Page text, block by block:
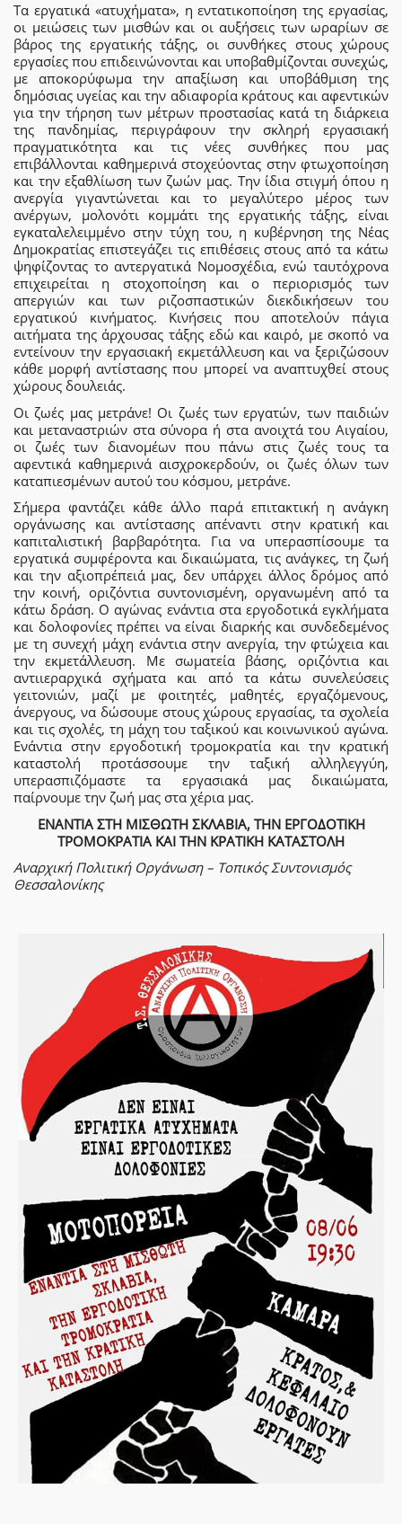
Τα εργατικά «ατυχήματα», η εντατικοποίηση της εργασίας,
οι μειώσεις των μισθών και οι αυξήσεις των ωραρίων σε
βάρος της εργατικής τάξης, οι συνθήκες στους χώρους
εργασίες που επιδεινώνονται και υποβαθμίζονται συνεχώς,
με αποκορύφωμα την απαξίωση και υποβάθμιση της
δημόσιας υγείας και την αδιαφορία κράτους και αφεντικών
για την τήρηση των μέτρων προστασίας κατά τη διάρκεια
της πανδημίας, περιγράφουν την σκληρή εργασιακή
πραγματικότητα και τις νέες συνθήκες που μας
επιβάλλονται καθημερινά στοχεύοντας στην φτωχοποίηση
και την εξαθλίωση των ζωών μας. Την ίδια στιγμή όπου η
ανεργία γιγαντώνεται και το μεγαλύτερο μέρος των
ανέργων, μολονότι κομμάτι της εργατικής τάξης, είναι
εγκαταλελειμμένο στην τύχη του, η κυβέρνηση της Νέας
Δημοκρατίας επιστεγάζει τις επιθέσεις στους από τα κάτω
ψηφίζοντας το αντεργατικά Νομοσχέδια, ενώ ταυτόχρονα
επιχειρείται η στοχοποίηση και ο περιορισμός των
απεργιών και των ριζοσπαστικών διεκδικήσεων του
εργατικού κινήματος. Κινήσεις που αποτελούν πάγια
αιτήματα της άρχουσας τάξης εδώ και καιρό, με σκοπό να
εντείνουν την εργασιακή εκμετάλλευση και να ξεριζώσουν
κάθε μορφή αντίστασης που μπορεί να αναπτυχθεί στους
χώρους δουλειάς.
Οι ζωές μας μετράνε! Οι ζωές των εργατών, των παιδιών
και μεταναστριών στα σύνορα ή στα ανοιχτά του Αιγαίου,
οι ζωές των διανομέων που πάνω στις ζωές τους τα
αφεντικά καθημερινά αισχροκερδούν, οι ζωές όλων των
καταπιεσμένων αυτού του κόσμου, μετράνε.
Σήμερα φαντάζει κάθε άλλο παρά επιτακτική η ανάγκη
οργάνωσης και αντίστασης απέναντι στην κρατική και
καπιταλιστική βαρβαρότητα. Για να υπερασπίσουμε τα
εργατικά συμφέροντα και δικαιώματα, τις ανάγκες, τη ζωή
και την αξιοπρέπειά μας, δεν υπάρχει άλλος δρόμος από
την κοινή, οριζόντια συντονισμένη, οργανωμένη από τα
κάτω δράση. Ο αγώνας ενάντια στα εργοδοτικά εγκλήματα
και δολοφονίες πρέπει να είναι διαρκής και συνδεδεμένος
με τη συνεχή μάχη ενάντια στην ανεργία, την φτώχεια και
την εκμετάλλευση. Με σωματεία βάσης, οριζόντια και
αντιιεραρχικά σχήματα και από τα κάτω συνελεύσεις
γειτονιών, μαζί με φοιτητές, μαθητές, εργαζόμενους,
άνεργους, να δώσουμε στους χώρους εργασίας, τα σχολεία
και τις σχολές, τη μάχη του ταξικού και κοινωνικού αγώνα.
Ενάντια στην εργοδοτική τρομοκρατία και την κρατική
καταστολή προτάσσουμε την ταξική αλληλεγγύη,
υπερασπιζόμαστε τα εργασιακά μας δικαιώματα,
παίρνουμε την ζωή μας στα χέρια μας.
ΕΝΑΝΤΙΑ ΣΤΗ ΜΙΣΘΩΤΗ ΣΚΛΑΒΙΑ, ΤΗΝ ΕΡΓΟΔΟΤΙΚΗ
ΤΡΟΜΟΚΡΑΤΙΑ ΚΑΙ ΤΗΝ ΚΡΑΤΙΚΗ ΚΑΤΑΣΤΟΛΗ
Αναρχική Πολιτική Οργάνωση – Τοπικός Συντονισμός
Θεσσαλονίκης